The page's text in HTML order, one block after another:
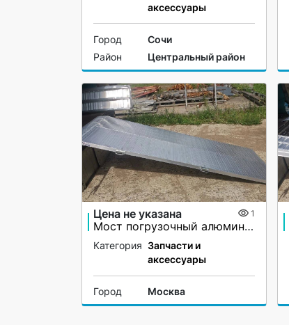
аксессуары
Город
Сочи
Район
Центральный район
Цена не указана 1
Мост погрузочный алюминиевый
Категория Запчасти и
аксессуары
Город Москва